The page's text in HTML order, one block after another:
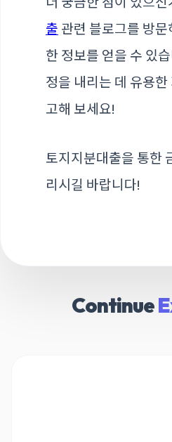
출 관련 블로그를 방
한 정보를 얻을 수 있
정을 내리는 데 유용
고해 보세요!
토지지분대출을 통한
리시길 바랍니다!
Continue